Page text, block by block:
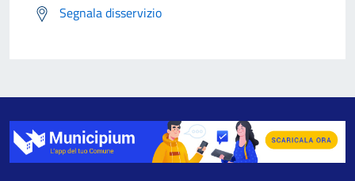
Segnala disservizio